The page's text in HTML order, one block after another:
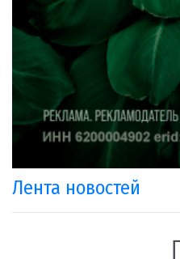
Лента новостей